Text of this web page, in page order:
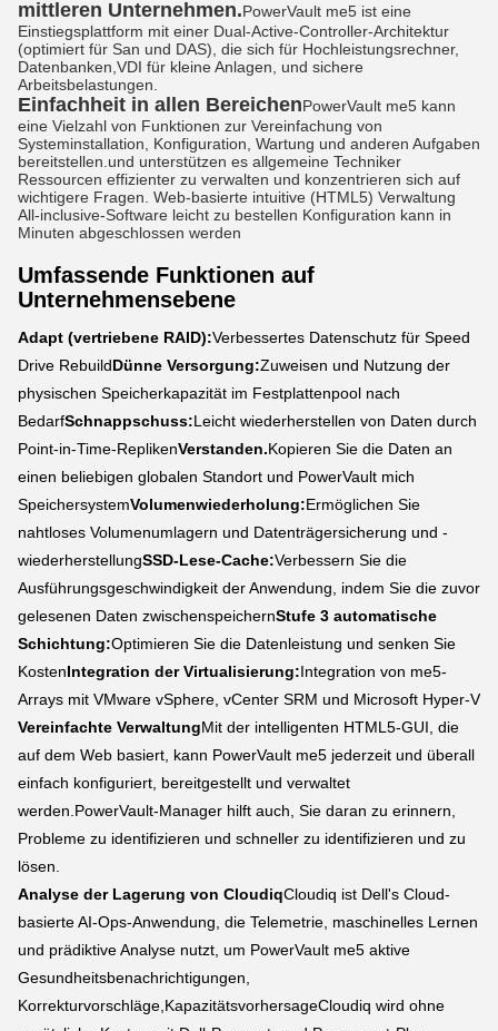
mittleren Unternehmen.PowerVault me5 ist eine
Einstiegsplattform mit einer Dual-Active-Controller-Architektur
(optimiert für San und DAS), die sich für Hochleistungsrechner,
Datenbanken,VDI für kleine Anlagen, und sichere
Arbeitsbelastungen.
Einfachheit in allen BereichenPowerVault me5 kann
eine Vielzahl von Funktionen zur Vereinfachung von
Systeminstallation, Konfiguration, Wartung und anderen Aufgaben
bereitstellen.und unterstützen es allgemeine Techniker
Ressourcen effizienter zu verwalten und konzentrieren sich auf
wichtigere Fragen. Web-basierte intuitive (HTML5) Verwaltung
All-inclusive-Software leicht zu bestellen Konfiguration kann in
Minuten abgeschlossen werden
Umfassende Funktionen auf
Unternehmensebene
Adapt (vertriebene RAID):Verbessertes Datenschutz für Speed
Drive RebuildDünne Versorgung:Zuweisen und Nutzung der
physischen Speicherkapazität im Festplattenpool nach
BedarfSchnappschuss:Leicht wiederherstellen von Daten durch
Point-in-Time-ReplikenVerstanden.Kopieren Sie die Daten an
einen beliebigen globalen Standort und PowerVault mich
SpeichersystemVolumenwiederholung:Ermöglichen Sie
nahtloses Volumenumlagern und Datenträgersicherung und -
wiederherstellungSSD-Lese-Cache:Verbessern Sie die
Ausführungsgeschwindigkeit der Anwendung, indem Sie die zuvor
gelesenen Daten zwischenspeichernStufe 3 automatische
Schichtung:Optimieren Sie die Datenleistung und senken Sie
KostenIntegration der Virtualisierung:Integration von me5-
Arrays mit VMware vSphere, vCenter SRM und Microsoft Hyper-V
Vereinfachte VerwaltungMit der intelligenten HTML5-GUI, die
auf dem Web basiert, kann PowerVault me5 jederzeit und überall
einfach konfiguriert, bereitgestellt und verwaltet
werden.PowerVault-Manager hilft auch, Sie daran zu erinnern,
Probleme zu identifizieren und schneller zu identifizieren und zu
lösen.
Analyse der Lagerung von CloudiqCloudiq ist Dell's Cloud-
basierte AI-Ops-Anwendung, die Telemetrie, maschinelles Lernen
und prädiktive Analyse nutzt, um PowerVault me5 aktive
Gesundheitsbenachrichtigungen,
Korrekturvorschläge,KapazitätsvorhersageCloudiq wird ohne